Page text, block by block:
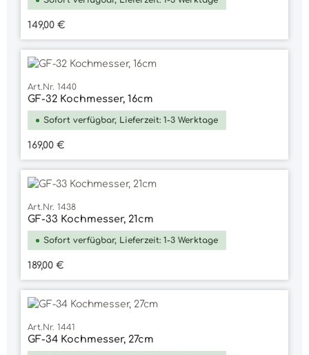
Regulärer Preis:
149,00 €
Art.Nr. 1440
GF-32 Kochmesser, 16cm
Sofort verfügbar, Lieferzeit: 1-3 Werktage
Regulärer Preis:
169,00 €
Art.Nr. 1438
GF-33 Kochmesser, 21cm
Sofort verfügbar, Lieferzeit: 1-3 Werktage
Regulärer Preis:
189,00 €
Art.Nr. 1441
GF-34 Kochmesser, 27cm